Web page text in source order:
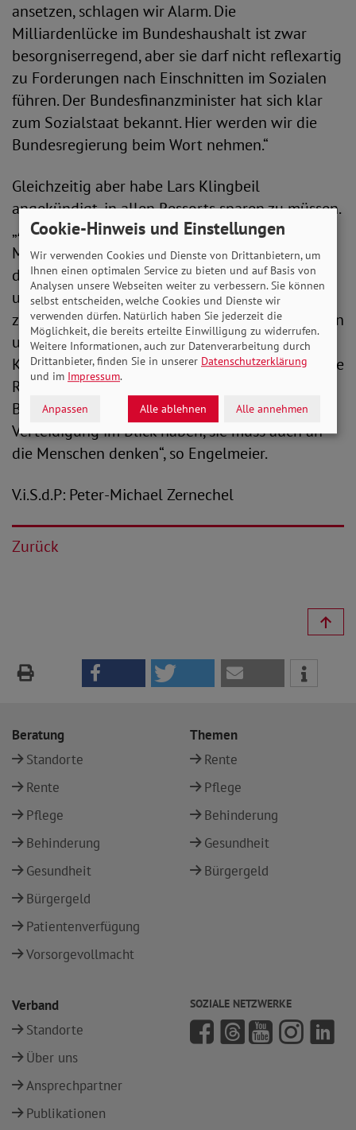
ansetzen, schlagen wir Alarm. Die
Milliardenlücke im Bundeshaushalt ist zwar
besorgniserregend, aber sie darf nicht reflexartig
zu Forderungen nach Einschnitten im Sozialen
führen. Der Bundesfinanzminister hat sich klar
zum Sozialstaat bekannt. Hier werden wir die
Bundesregierung beim Wort nehmen.“
Gleichzeitig aber habe Lars Klingbeil
angekündigt, in allen Ressorts sparen zu müssen.
„Aus SoVD-Sicht kann es nicht sein, dass
Menschen mit wenig Einkommen die Zeche für
die Krisen zahlen, während große Vermögen
unangetastet bleiben. Wer den Sozialstaat
zukunftsfest machen will, muss hohe Einkommen
und Vermögen endlich gerecht besteuern.
Kürzungen bei denen, die ohnehin kaum über die
Runden kommen, sind keine Lösung. Die
Bundesregierung darf nicht nur Wirtschaft und
Verteidigung im Blick haben, sie muss auch an
die Menschen denken“, so Engelmeier.
V.i.S.d.P: Peter-Michael Zernechel
Zurück
Beratung
Standorte
Rente
Pflege
Behinderung
Gesundheit
Bürgergeld
Patientenverfügung
Vorsorgevollmacht
Themen
Rente
Pflege
Behinderung
Gesundheit
Bürgergeld
Verband
Standorte
Über uns
Ansprechpartner
Publikationen
SOZIALE NETZWERKE
Cookie-Hinweis und Einstellungen
Wir verwenden Cookies und Dienste von Drittanbietern, um
Ihnen einen optimalen Service zu bieten und auf Basis von
Analysen unsere Webseiten weiter zu verbessern. Sie können
selbst entscheiden, welche Cookies und Dienste wir
verwenden dürfen. Natürlich haben Sie jederzeit die
Möglichkeit, die bereits erteilte Einwilligung zu widerrufen.
Weitere Informationen, auch zur Datenverarbeitung durch
Drittanbieter, finden Sie in unserer Datenschutzerklärung
und im Impressum.
Anpassen Alle ablehnen Alle annehmen